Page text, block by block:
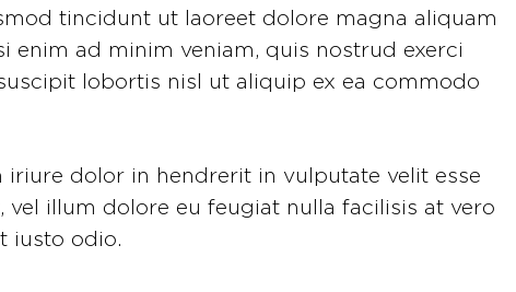
tincidunt ut laoreet dolore magna aliquam
enim ad minim veniam, quis nostrud exerci
lobortis nisl ut aliquip ex ea commodo
iriure dolor in hendrerit in vulputate velit esse
vel illum dolore eu feugiat nulla facilisis at vero
iusto odio.